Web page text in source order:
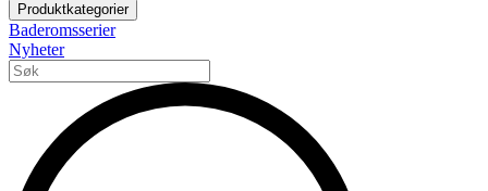
Produktkategorier
Baderomsserier
Nyheter